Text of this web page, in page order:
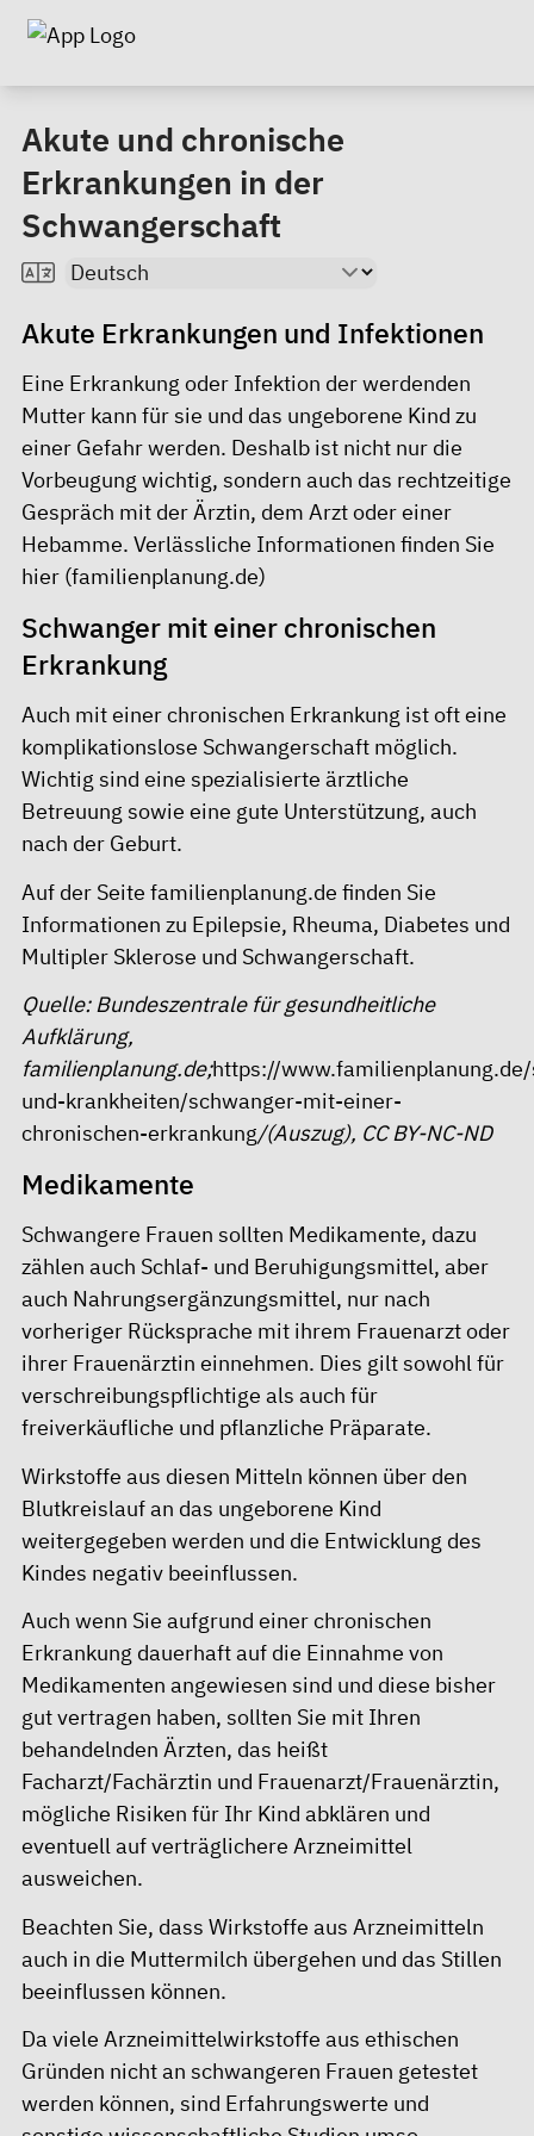
Akute und chronische
Erkrankungen in der
Schwangerschaft
Akute Erkrankungen und Infektionen
Eine Erkrankung oder Infektion der werdenden
Mutter kann für sie und das ungeborene Kind zu
einer Gefahr werden. Deshalb ist nicht nur die
Vorbeugung wichtig, sondern auch das rechtzeitige
Gespräch mit der Ärztin, dem Arzt oder einer
Hebamme. Verlässliche Informationen finden Sie
hier (familienplanung.de)
Schwanger mit einer chronischen
Erkrankung
Auch mit einer chronischen Erkrankung ist oft eine
komplikationslose Schwangerschaft möglich.
Wichtig sind eine spezialisierte ärztliche
Betreuung sowie eine gute Unterstützung, auch
nach der Geburt.
Auf der Seite familienplanung.de finden Sie
Informationen zu Epilepsie, Rheuma, Diabetes und
Multipler Sklerose und Schwangerschaft.
Quelle: Bundeszentrale für gesundheitliche
Aufklärung,
familienplanung.de;https://
und-krankheiten/schwanger-mit-einer-
chronischen-erkrankung/(Auszug), CC BY-NC-ND
Medikamente
Schwangere Frauen sollten Medikamente, dazu
zählen auch Schlaf- und Beruhigungsmittel, aber
auch Nahrungsergänzungsmittel, nur nach
vorheriger Rücksprache mit ihrem Frauenarzt oder
ihrer Frauenärztin einnehmen. Dies gilt sowohl für
verschreibungspflichtige als auch für
freiverkäufliche und pflanzliche Präparate.
Wirkstoffe aus diesen Mitteln können über den
Blutkreislauf an das ungeborene Kind
weitergegeben werden und die Entwicklung des
Kindes negativ beeinflussen.
Auch wenn Sie aufgrund einer chronischen
Erkrankung dauerhaft auf die Einnahme von
Medikamenten angewiesen sind und diese bisher
gut vertragen haben, sollten Sie mit Ihren
behandelnden Ärzten, das heißt
Facharzt/Fachärztin und Frauenarzt/Frauenärztin,
mögliche Risiken für Ihr Kind abklären und
eventuell auf verträglichere Arzneimittel
ausweichen.
Beachten Sie, dass Wirkstoffe aus Arzneimitteln
auch in die Muttermilch übergehen und das Stillen
beeinflussen können.
Da viele Arzneimittelwirkstoffe aus ethischen
Gründen nicht an schwangeren Frauen getestet
werden können, sind Erfahrungswerte und